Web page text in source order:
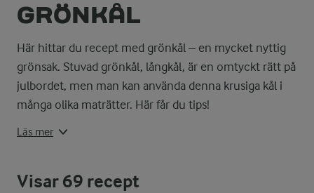
GRÖNKÅL
Här hittar du recept med grönkål – en mycket nyttig
grönsak. Stuvad grönkål, långkål, är en omtyckt rätt på
julbordet, men man kan använda denna krusiga kål i
många olika maträtter. Här får du tips!
Grönkålen är även god att äta
Smak
Läs mer
Visar69 recept